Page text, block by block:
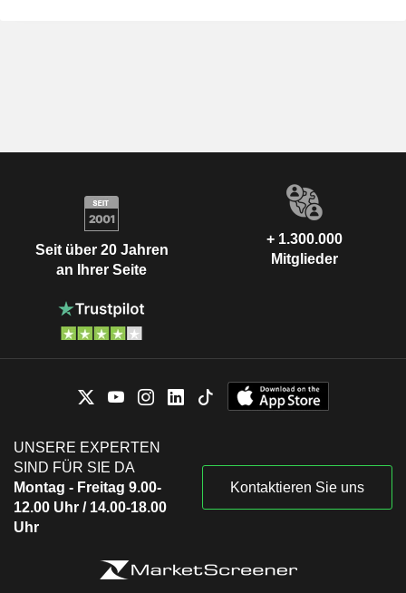
Seit über 20 Jahren
an Ihrer Seite
+ 1.300.000
Mitglieder
UNSERE EXPERTEN
SIND FÜR SIE DA
Montag - Freitag 9.00-
12.00 Uhr / 14.00-18.00
Uhr
Kontaktieren Sie uns